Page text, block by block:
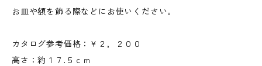
お皿や額を飾る際などにお使いください。
カタログ参考価格：￥２，２００
高さ：約１７.５ｃｍ